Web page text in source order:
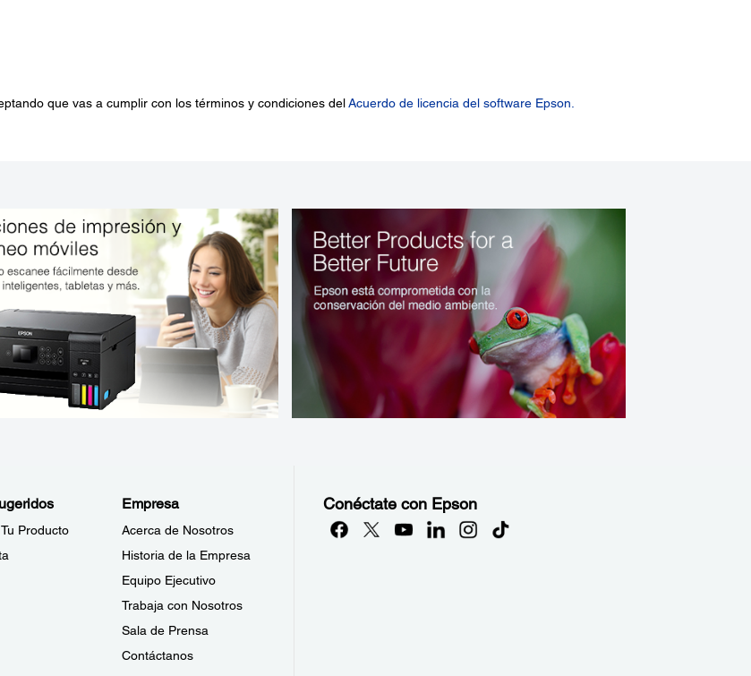
que vas a cumplir con los términos y condiciones delAcuerdo de licencia del software Epson.
Producto
Empresa
Acerca de Nosotros
Historia de la Empresa
Equipo Ejecutivo
Trabaja con Nosotros
Sala de Prensa
Contáctanos
Conéctate con Epson